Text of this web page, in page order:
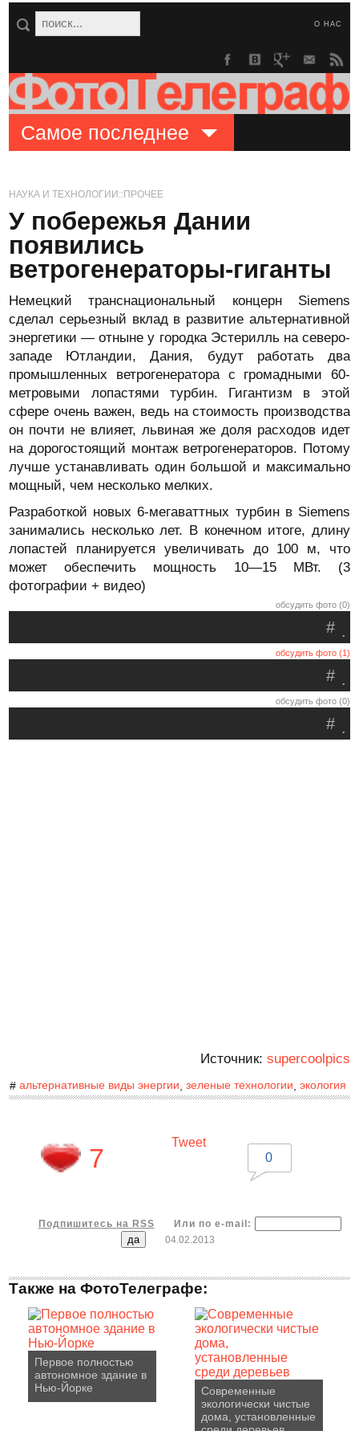
О НАС
Самое последнее
НАУКА И ТЕХНОЛОГИИ::ПРОЧЕЕ
У побережья Дании
появились
ветрогенераторы-гиганты
Немецкий транснациональный концерн Siemens
сделал серьезный вклад в развитие альтернативной
энергетики — отныне у городка Эстерилль на северо-
западе Ютландии, Дания, будут работать два
промышленных ветрогенератора с громадными 60-
метровыми лопастями турбин. Гигантизм в этой
сфере очень важен, ведь на стоимость производства
он почти не влияет, львиная же доля расходов идет
на дорогостоящий монтаж ветрогенераторов. Потому
лучше устанавливать один большой и максимально
мощный, чем несколько мелких.
Разработкой новых 6-мегаваттных турбин в Siemens
занимались несколько лет. В конечном итоге, длину
лопастей планируется увеличивать до 100 м, что
может обеспечить мощность 10—15 МВт. (3
фотографии + видео)
обсудить фото (0)
.
#
обсудить фото (1)
.
#
обсудить фото (0)
.
#
Источник: supercoolpics
# альтернативные виды энергии зеленые технологии экология
7
Tweet
0
Подпишитесь на RSS
Или по e-mail:
04.02.2013
Также на ФотоТелеграфе:
Первое полностью
автономное здание в
Нью-Йорке
Современные
экологически чистые
дома, установленные
среди деревьев